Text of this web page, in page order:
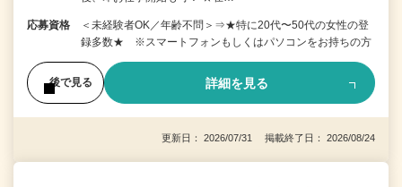
応募資格
＜未経験者OK／年齢不問＞⇒★特に20代〜50代の女性の登
録多数★ ※スマートフォンもしくはパソコンをお持ちの方
後で見る 詳細を見る
更新日： 2026/07/31 掲載終了日： 2026/08/24